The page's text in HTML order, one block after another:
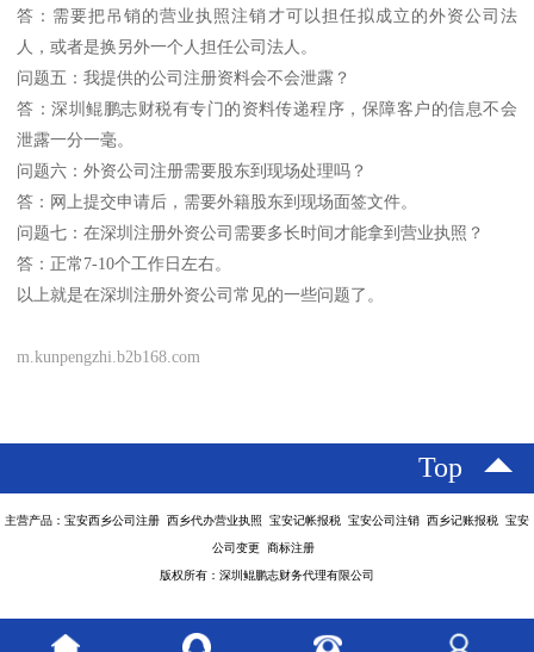
答：需要把吊销的营业执照注销才可以担任拟成立的外资公司法
人，或者是换另外一个人担任公司法人。
问题五：我提供的公司注册资料会不会泄露？
答：深圳鲲鹏志财税有专门的资料传递程序，保障客户的信息不会
泄露一分一毫。
问题六：外资公司注册需要股东到现场处理吗？
答：网上提交申请后，需要外籍股东到现场面签文件。
问题七：在深圳注册外资公司需要多长时间才能拿到营业执照？
答：正常7-10个工作日左右。
以上就是在深圳注册外资公司常见的一些问题了。
m.kunpengzhi.b2b168.com
Top
主营产品：宝安西乡公司注册 西乡代办营业执照 宝安记帐报税 宝安公司注销 西乡记账报税 宝安
公司变更 商标注册
版权所有：深圳鲲鹏志财务代理有限公司